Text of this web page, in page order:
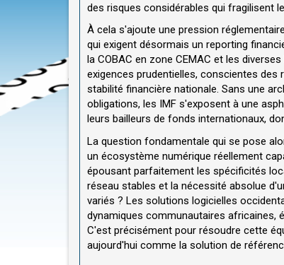
des risques considérables qui fragilisent
À cela s'ajoute une pression
qui exigent désormais un reporting
la COBAC en zone CEMAC et les
exigences prudentielles, conscientes des
stabilité financière nationale. Sans une
obligations, les IMF s'exposent à une
leurs bailleurs de fonds internationaux,
La question fondamentale qui se pose
un écosystème numérique réellement
épousant parfaitement les spécificités
réseau stables et la nécessité absolue
variés ? Les solutions logicielles
dynamiques communautaires africaines,
C'est précisément pour résoudre cette
aujourd'hui comme la solution de